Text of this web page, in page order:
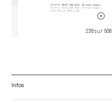
238 sur 508
Infos